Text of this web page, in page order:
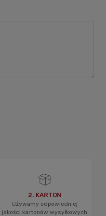
2. KARTON
Używamy odpowiedniej
jakości kartonów wysyłkowych